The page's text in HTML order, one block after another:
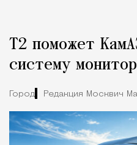
Т2 поможет
систему
Город Редакция Москвич